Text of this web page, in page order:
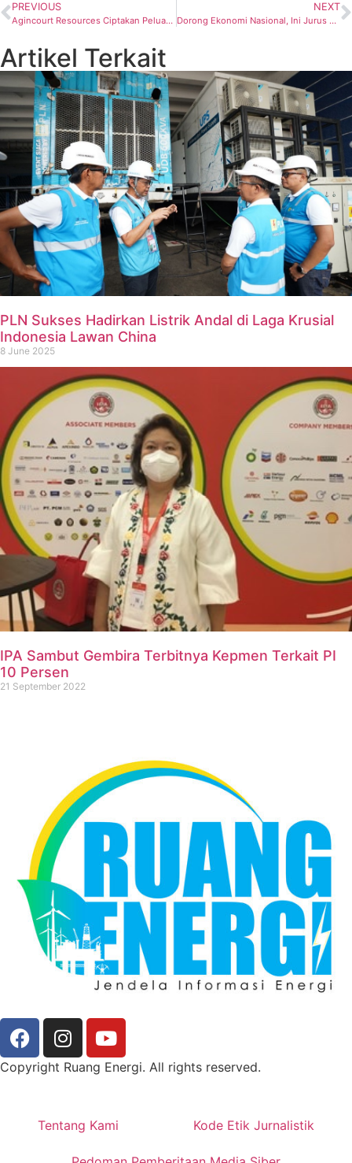
PREVIOUS
Agincourt Resources Ciptakan Peluang Ekonomi Berkelanjutan untuk Warga Lingkar Tambang
NEXT
Dorong Ekonomi Nasional, Ini Jurus PIS Hadapi Tantangan Kondisi Global
Artikel Terkait
PLN Sukses Hadirkan Listrik Andal di Laga Krusial
Indonesia Lawan China
8 June 2025
IPA Sambut Gembira Terbitnya Kepmen Terkait PI
10 Persen
21 September 2022
Copyright Ruang Energi. All rights reserved.
Tentang Kami Kode Etik Jurnalistik